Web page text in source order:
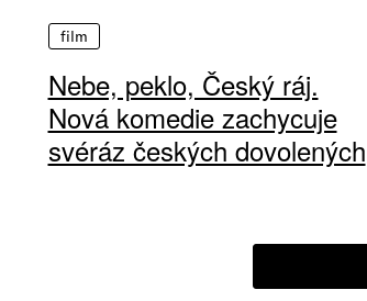
film
Nebe, peklo, Český ráj.
Nová komedie zachycuje
svéráz českých dovolených